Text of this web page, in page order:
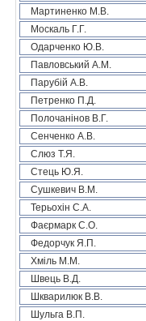
Мартиненко М.В.
Москаль Г.Г.
Одарченко Ю.В.
Павловський А.М.
Парубій А.В.
Петренко П.Д.
Полочанінов В.Г.
Сенченко А.В.
Слюз Т.Я.
Стець Ю.Я.
Сушкевич В.М.
Терьохін С.А.
Фаєрмарк С.О.
Федорчук Я.П.
Хміль М.М.
Швець В.Д.
Шкварилюк В.В.
Шульга В.П.